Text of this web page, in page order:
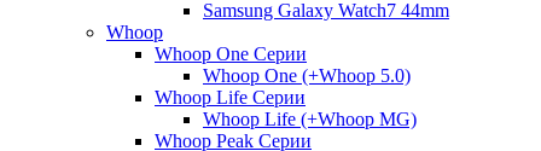
Samsung Galaxy Watch7 44mm
Whoop
Whoop One Серии
Whoop One (+Whoop 5.0)
Whoop Life Серии
Whoop Life (+Whoop MG)
Whoop Peak Серии